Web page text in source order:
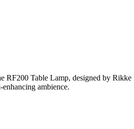
Table Lamp, designed by
ambience.